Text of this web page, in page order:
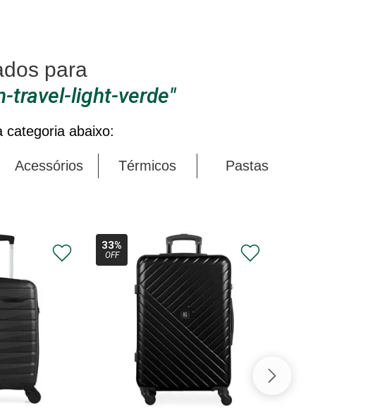
travel-light-verde
categoria abaixo:
Acessórios Térmicos Pastas
33%